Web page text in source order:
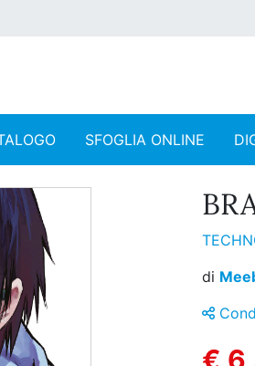
SFOGLIA ONLINE
di